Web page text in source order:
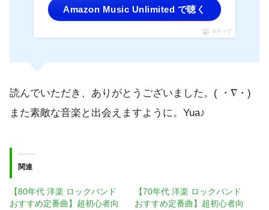
Amazon Music Unlimited で聴く
ポチップ
読んでいただき、ありがとうございました。( ・∇・)
また素敵な音楽と出会えますように。Yua♪
関連
【80年代 洋楽 ロックバンド
おすすめ定番曲】超初心者向
【70年代 洋楽 ロックバンド
おすすめ定番曲】超初心者向